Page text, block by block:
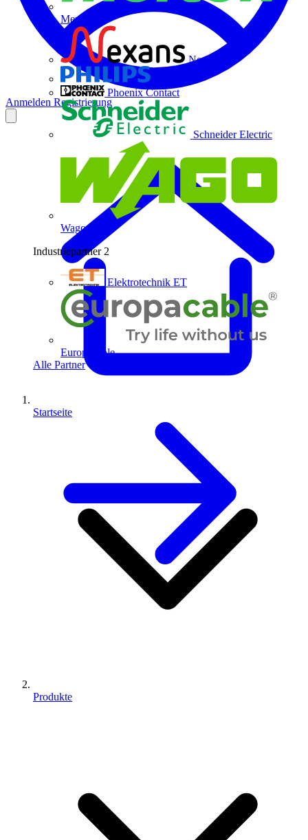
Merten
Nexans
Phoenix Contact
Schneider Electric
Wago
Industriepartner 2
Elektrotechnik ET
Europacable
Alle Partner
Anmelden Registrierung
Startseite
Produkte